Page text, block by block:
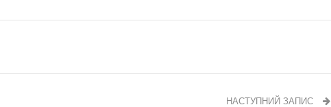
НАСТУПНИЙ ЗАПИС